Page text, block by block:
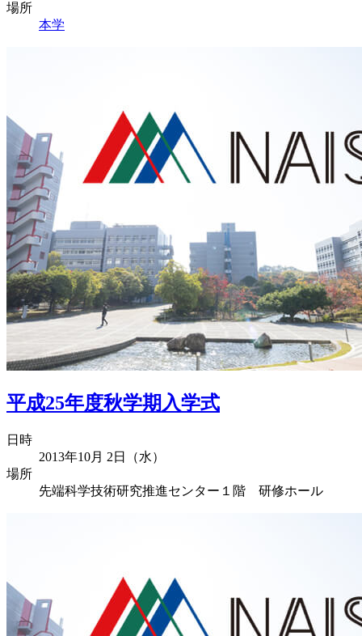
場所
本学
平成25年度秋学期入学式
日時
2013年10月 2日（水）
場所
先端科学技術研究推進センター１階 研修ホール